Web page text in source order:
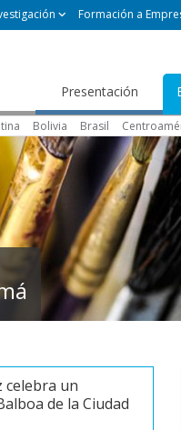
Formación a
Presentación
Bolivia Brasil
celebra un
de la Ciudad